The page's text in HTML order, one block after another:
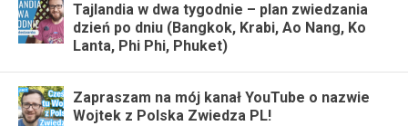
Tajlandia w dwa tygodnie – plan zwiedzania
dzień po dniu (Bangkok, Krabi, Ao Nang, Ko
Lanta, Phi Phi, Phuket)
Zapraszam na mój kanał YouTube o nazwie
Wojtek z Polska Zwiedza PL!